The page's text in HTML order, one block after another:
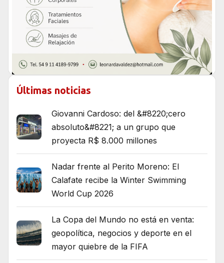
Últimas noticias
Giovanni Cardoso: del &#8220;cero
absoluto&#8221; a un grupo que
proyecta R$ 8.000 millones
Nadar frente al Perito Moreno: El
Calafate recibe la Winter Swimming
World Cup 2026
La Copa del Mundo no está en venta:
geopolítica, negocios y deporte en el
mayor quiebre de la FIFA